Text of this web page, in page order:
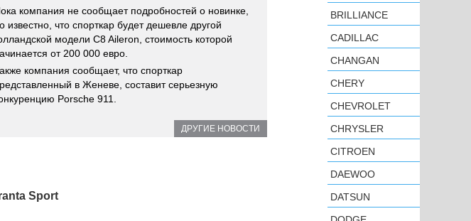
компания не сообщает подробностей о новинке,
известно, что спорткар будет дешевле другой
модели C8 Aileron, стоимость которой
от 200 000 евро.
компания сообщает, что спорткар
в Женеве, составит серьезную
Porsche 911.
ДРУГИЕ НОВОСТИ
Sport
BRILLIANCE
CADILLAC
CHANGAN
CHERY
CHEVROLET
CHRYSLER
CITROEN
DAEWOO
DATSUN